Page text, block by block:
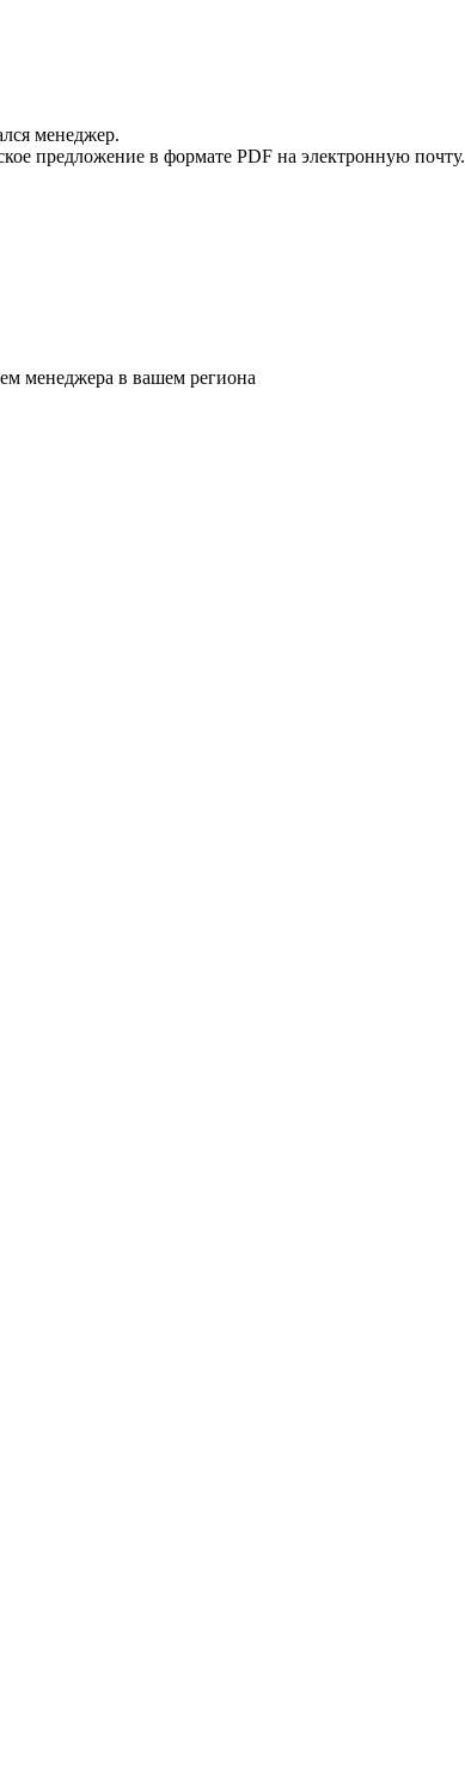
менеджер.
предложение в формате PDF на электронную почту.
менеджера в вашем региона